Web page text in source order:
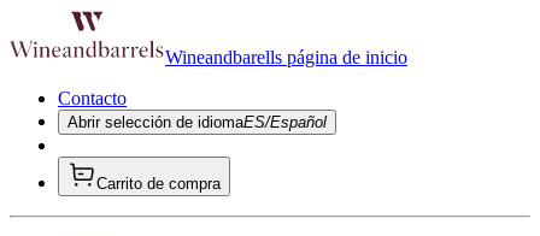
Wineandbarells página de inicio
Contacto
Abrir selección de idiomaES/Español
Carrito de compra